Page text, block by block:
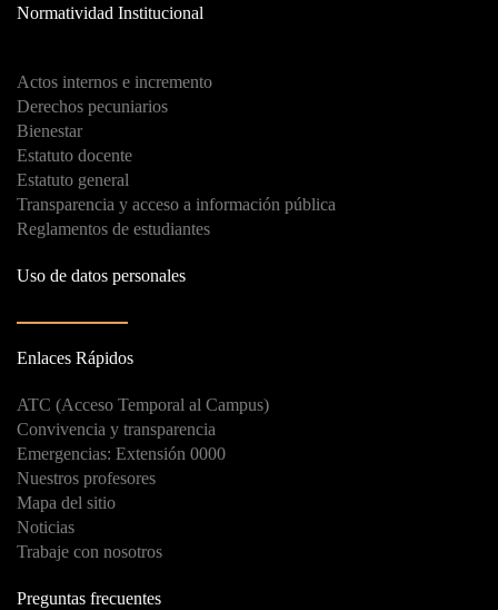
Normatividad Institucional
Actos internos e incremento
Derechos pecuniarios
Bienestar
Estatuto docente
Estatuto general
Transparencia y acceso a información pública
Reglamentos de estudiantes
Uso de datos personales
Enlaces Rápidos
ATC (Acceso Temporal al Campus)
Convivencia y transparencia
Emergencias: Extensión 0000
Nuestros profesores
Mapa del sitio
Noticias
Trabaje con nosotros
Preguntas frecuentes